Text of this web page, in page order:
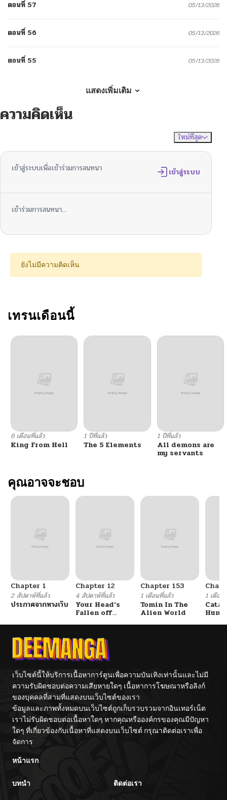
ตอนที่ 57 05/13/2026
ตอนที่ 56 05/13/2026
ตอนที่ 55 05/13/2026
ตอนที่ 53
05/13/2026
ตอนที่ 51 05/13/2026
05/13/2026
ตอนที่ 48 05/13/2026
ตอนที่ 46
ตอนที่ 45
ตอนที่ 43 05/13/2026
ตอนที่ 42
ตอนที่ 41 05/13/2026
ตอนที่ 40
ตอนที่ 36 05/13/2026
ตอนที่ 34
ตอนที่ 33 05/13/2026
ตอนที่ 32 05/13/2026
ตอนที่ 31 05/13/2026
ตอนที่ 30
ตอนที่ 29
แสดงเพิ่มเติม
ความคิดเห็น
ใหม่ที่สุด
เข้าสู่ระบบเพื่อเข้าร่วมการสนทนา เข้าสู่ระบบ
เข้าร่วมการสนทนา...
ยังไม่มีความคิดเห็น
เทรนเดือนนี้
6 เดือนที่แล้ว
King From Hell
1 ปีที่แล้ว
The 5 Elements
1 ปีที่แล้ว
All demons are
my servants
คุณอาจจะชอบ
Chapter 1
2 สัปดาห์ที่แล้ว
ประกาศจากทางเว็บ
Chapter 12
4 สัปดาห์ที่แล้ว
Your Head’s
Fallen off
Chapter 153
1 เดือนที่แล้ว
Tomin In The
Alien World
1 เดือน
เว็บไซต์นี้ให้บริการเนื้อหาการ์ตูนเพื่อความบันเทิงเท่านั้นและไม่มี
ความรับผิดชอบต่อความเสียหายใดๆ เนื้อหาการโฆษณาหรือลิงก์
ของบุคคลที่สามที่แสดงบนเว็บไซต์ของเรา
ข้อมูลและภาพทั้งหมดบนเว็บไซต์ถูกเก็บรวบรวมจากอินเทอร์เน็ต
เราไม่รับผิดชอบต่อเนื้อหาใดๆ หากคุณหรือองค์กรของคุณมีปัญหา
ใดๆ ที่เกี่ยวข้องกับเนื้อหาที่แสดงบนเว็บไซต์ กรุณาติดต่อเราเพื่อ
จัดการ
หน้าแรก
บทนำ ติดต่อเรา